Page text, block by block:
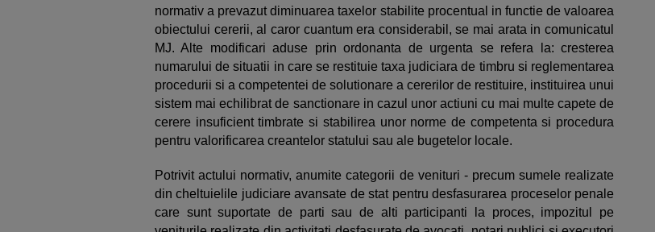
normativ a prevazut diminuarea taxelor stabilite procentual in functie de valoarea
obiectului cererii, al caror cuantum era considerabil, se mai arata in comunicatul
MJ. Alte modificari aduse prin ordonanta de urgenta se refera la: cresterea
numarului de situatii in care se restituie taxa judiciara de timbru si reglementarea
procedurii si a competentei de solutionare a cererilor de restituire, instituirea unui
sistem mai echilibrat de sanctionare in cazul unor actiuni cu mai multe capete de
cerere insuficient timbrate si stabilirea unor norme de competenta si procedura
pentru valorificarea creantelor statului sau ale bugetelor locale.
Potrivit actului normativ, anumite categorii de venituri - precum sumele realizate
din cheltuielile judiciare avansate de stat pentru desfasurarea proceselor penale
care sunt suportate de parti sau de alti participanti la proces, impozitul pe